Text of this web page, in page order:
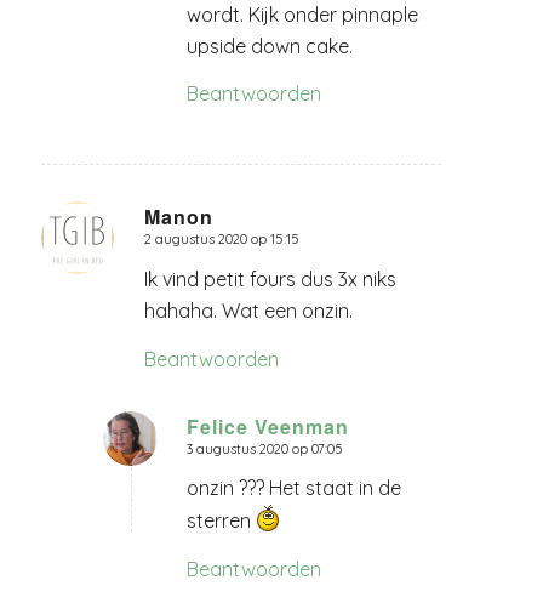
wordt. Kijk onder pinnaple
upside down cake.
Beantwoorden
Manon
zegt:
2 augustus 2020 op 15:15
Ik vind petit fours dus 3x niks
hahaha. Wat een onzin.
Beantwoorden
Felice Veenman
zegt:
3 augustus 2020 op 07:05
onzin ??? Het staat in de
sterren
Beantwoorden